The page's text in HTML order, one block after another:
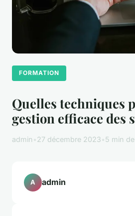
FORMATION
Quelles techniques
gestion efficace des
admin •27 décembre 2023•5 min
A admin